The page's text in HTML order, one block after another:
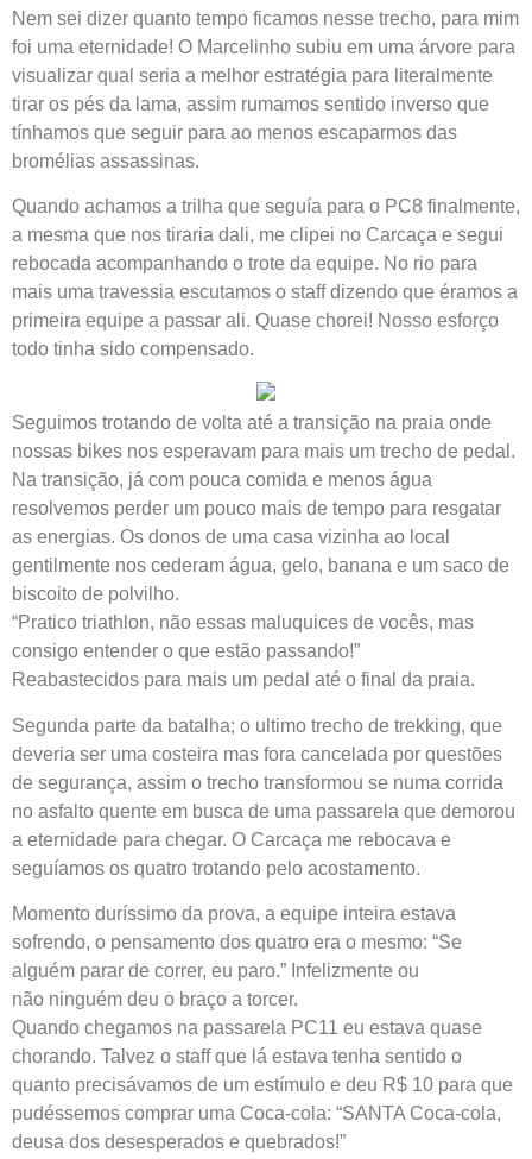
Nem sei dizer quanto tempo ficamos nesse trecho, para mim
foi uma eternidade! O Marcelinho subiu em uma árvore para
visualizar qual seria a melhor estratégia para literalmente
tirar os pés da lama, assim rumamos sentido inverso que
tínhamos que seguir para ao menos escaparmos das
bromélias assassinas.
Quando achamos a trilha que seguía para o PC8 finalmente,
a mesma que nos tiraria dali, me clipei no Carcaça e segui
rebocada acompanhando o trote da equipe. No rio para
mais uma travessia escutamos o staff dizendo que éramos a
primeira equipe a passar ali. Quase chorei! Nosso esforço
todo tinha sido compensado.
Seguimos trotando de volta até a transição na praia onde
nossas bikes nos esperavam para mais um trecho de pedal.
Na transição, já com pouca comida e menos água
resolvemos perder um pouco mais de tempo para resgatar
as energias. Os donos de uma casa vizinha ao local
gentilmente nos cederam água, gelo, banana e um saco de
biscoito de polvilho.
“Pratico triathlon, não essas maluquices de vocês, mas
consigo entender o que estão passando!”
Reabastecidos para mais um pedal até o final da praia.
Segunda parte da batalha; o ultimo trecho de trekking, que
deveria ser uma costeira mas fora cancelada por questões
de segurança, assim o trecho transformou se numa corrida
no asfalto quente em busca de uma passarela que demorou
a eternidade para chegar. O Carcaça me rebocava e
seguíamos os quatro trotando pelo acostamento.
Momento duríssimo da prova, a equipe inteira estava
sofrendo, o pensamento dos quatro era o mesmo: “Se
alguém parar de correr, eu paro.” Infelizmente ou
não ninguém deu o braço a torcer.
Quando chegamos na passarela PC11 eu estava quase
chorando. Talvez o staff que lá estava tenha sentido o
quanto precisávamos de um estímulo e deu R$ 10 para que
pudéssemos comprar uma Coca-cola: “SANTA Coca-cola,
deusa dos desesperados e quebrados!”